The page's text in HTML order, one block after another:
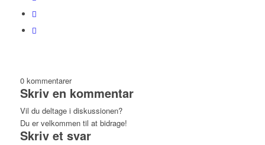
0 kommentarer
Skriv en kommentar
Vil du deltage i diskussionen?
Du er velkommen til at bidrage!
Skriv et svar